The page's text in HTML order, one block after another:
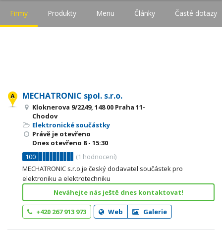
Firmy Produkty Menu Články Časté dotazy
MECHATRONIC spol. s.r.o.
Kloknerova 9/2249, 148 00 Praha 11-
Chodov
Elektronické součástky
Právě je otevřeno
Dnes otevřeno 8 - 15:30
100
(1 hodnocení)
MECHATRONIC s.r.o.je český dodavatel součástek pro
elektroniku a elektrotechniku
Neváhejte nás ještě dnes kontaktovat!
+420 267 913 973 Web Galerie